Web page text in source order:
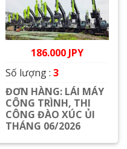
186.000 JPY
Số lượng : 3
ĐƠN HÀNG: LÁI MÁY
CÔNG TRÌNH, THI
CÔNG ĐÀO XÚC ỦI
THÁNG 06/2026
Xem chi tiết